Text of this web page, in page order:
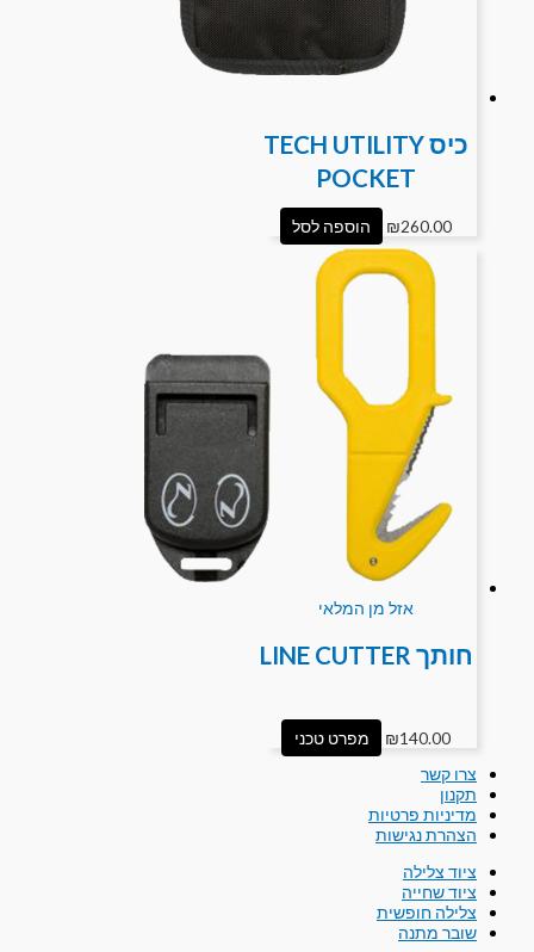
כיס TECH UTILITY
POCKET
₪260.00 הוספה לסל
אזל מן המלאי
חותך LINE CUTTER
₪140.00
מפרט טכני
צרו קשר
תקנון
מדיניות פרטיות
הצהרת נגישות
ציוד צלילה
ציוד שחייה
צלילה חופשית
שובר מתנה